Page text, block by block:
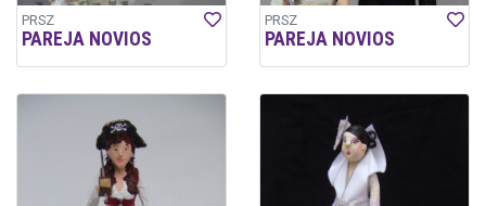
PRSZ
PAREJA NOVIOS
PRSZ
PAREJA NOVIOS